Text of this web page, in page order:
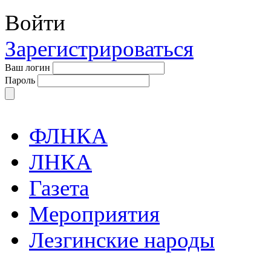
Войти
Зарегистрироваться
Ваш логин
Пароль
ФЛНКА
ЛНКА
Газета
Мероприятия
Лезгинские народы